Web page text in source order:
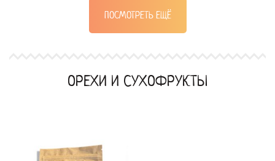
ПОСМОТРЕТЬ ЕЩЁ
ОРЕХИ И СУХОФРУКТЫ